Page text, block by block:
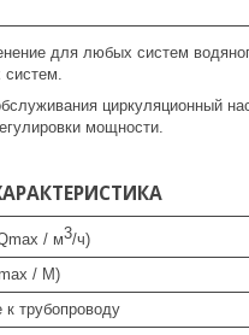
для любых систем
циркуляционный
мощности.
/ м3/ч)
/ M)
к трубопроводу